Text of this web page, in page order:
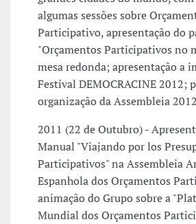
algumas sessões sobre
Participativo, apresentação do
"Orçamentos Participativos no
mesa redonda; apresentação a
Festival DEMOCRACINE 2012;
organização da Assembleia
2011 (22 de Outubro) -
Manual "Viajando por los
Participativos" na Assembleia
Espanhola dos Orçamentos
animação do Grupo sobre a
Mundial dos Orçamentos